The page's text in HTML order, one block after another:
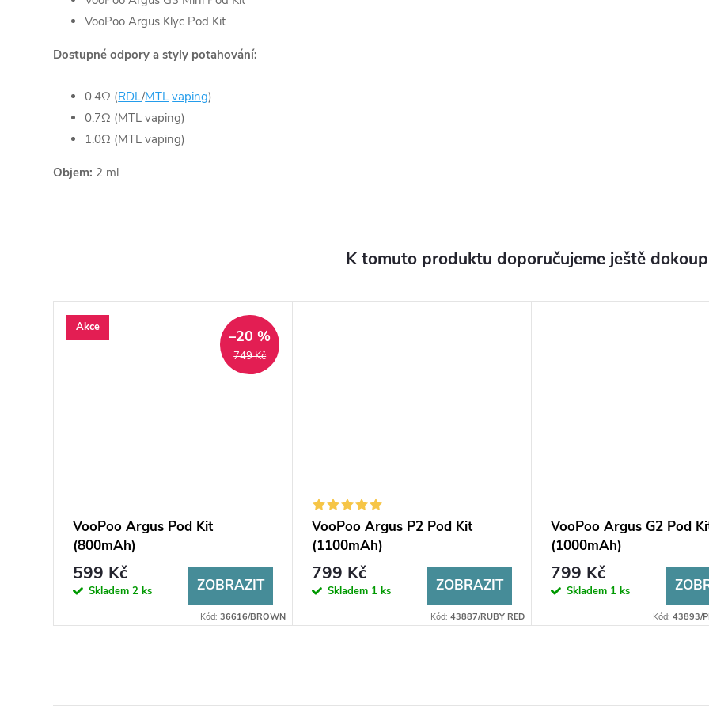
VooPoo Argus Klyc Pod Kit
Dostupné odpory a styly potahování:
0.4Ω (RDL/MTL vaping)
0.7Ω (MTL vaping)
1.0Ω (MTL vaping)
Objem: 2 ml
K tomuto produktu doporučujeme ještě
Akce
749 Kč
–20 %
VooPoo Argus Pod Kit
(800mAh)
599 Kč
Skladem2 ks ZOBRAZIT
Kód:36616/BROWN
VooPoo Argus P2 Pod Kit
(1100mAh)
799 Kč
Skladem 1 ks ZOBRAZIT
Kód:43887/RUBY RED
VooPoo Argus G2 Pod
(1000mAh)
799 Kč
Skladem 1 ks
Kód:43893/